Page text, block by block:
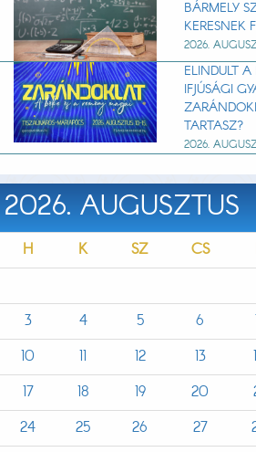
BÁRMELY
KERESNEK
2026.
ELINDULT
IFJÚSÁGI
TARTASZ?
2026.
2026. AUGUSZTUS
H K SZ CS
3
4 5 6
10
11 12 13
17
18 19 20
24
25 26 27